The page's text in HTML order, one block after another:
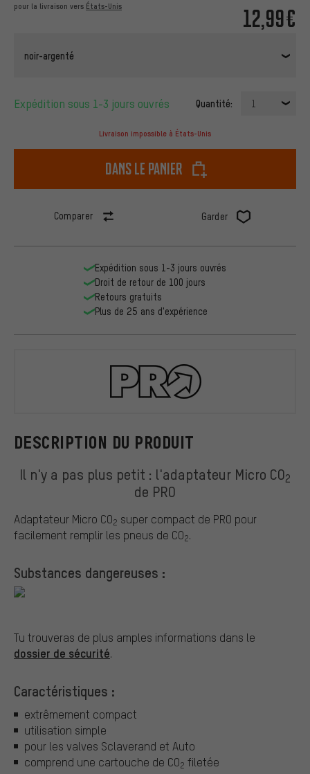
12,99€
pour la livraison vers États-Unis
noir-argenté
Expédition sous 1-3 jours ouvrés Quantité: 1
Livraison impossible à États-Unis
dans le panier
Comparer Garder
DESCRIPTION DU PRODUIT
Il n'y a pas plus petit : l'adaptateur Micro CO2
de PRO
Adaptateur Micro CO2 super compact de PRO pour
facilement remplir les pneus de CO2.
Substances dangereuses :
Tu trouveras de plus amples informations dans le
dossier de sécurité.
Caractéristiques :
extrêmement compact
utilisation simple
pour les valves Sclaverand et Auto
comprend une cartouche de CO2 filetée
Expédition sous 1-3 jours ouvrés
Droit de retour de 100 jours
Retours gratuits
Plus de 25 ans d'expérience